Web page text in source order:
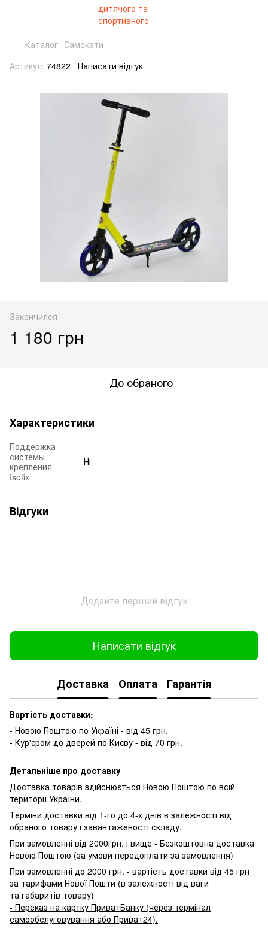
Каталог Самокати
Артикул: 74822 Написати відгук
Закончился
1 180 грн
До обраного
Характеристики
Поддержка
системы
крепления
Isofix
Ні
Відгуки
Додайте перший відгук
Написати відгук
Доставка Оплата Гарантія
Вартість доставки:
- Новою Поштою по Україні - від 45 грн.
- Кур'єром до дверей по Києву - від 70 грн.
Детальніше про доставку
Доставка товарів здійснюється Новою Поштою по всій
території України.
Терміни доставки від 1-го до 4-х днів в залежності від
обраного товару і завантаженості складу.
При замовленні від 2000грн. і вище - Безкоштовна доставка
Новою Поштою (за умови передоплати за замовлення)
При замовленні до 2000 грн. - вартість доставки від 45 грн
за тарифами Нової Пошти (в залежності від ваги
та габаритів товару)
- Переказ на картку ПриватБанку (через термінал
самообслуговування або Приват24).